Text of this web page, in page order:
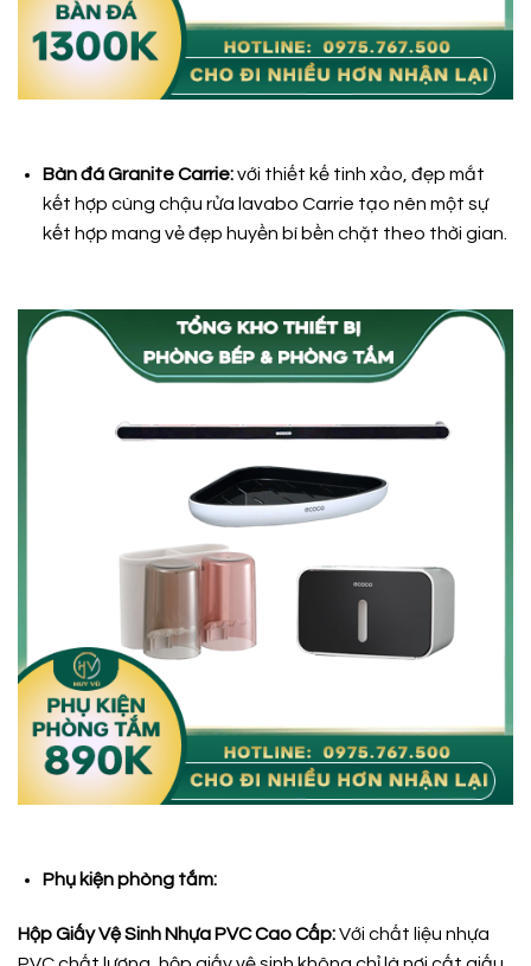
Bàn đá Granite Carrie:với thiết kế tinh xảo, đẹp mắt
kết hợp cùng chậu rửa lavabo Carrie tạo nên một sự
kết hợp mang vẻ đẹp huyền bí bền chặt theo thời gian.
Phụ kiện phòng tắm:
Hộp Giấy Vệ Sinh Nhựa PVC Cao Cấp:Với chất liệu nhựa